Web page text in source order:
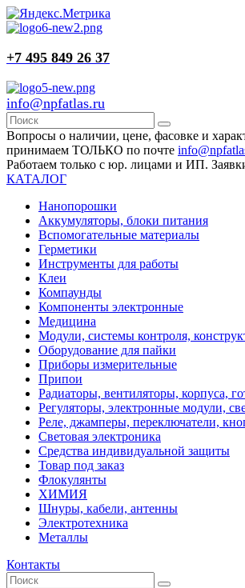
+7 495 849 26 37
info@npfatlas.ru
Вопросы о наличии, цене, фасовке и
принимаем ТОЛЬКО по почте
Работаем только с юр. лицами и ИП.
КАТАЛОГ
Нанопорошки
Аккумуляторы, блоки питания
Вспомогательные материалы
Герметики
Инструменты для работы
Клеи
Компаунды
Компоненты электронные
Медицина
Модули, системы контроля,
Оборудование для пайки
Приборы измерительные
Припои
Радиаторы, вентиляторы, корпуса,
Регуляторы, электронные модули,
Реле, джамперы, переключатели,
Световая электроника
Средства индивидуальной защиты
Товар под заказ
Флокулянты
ХИМИЯ
Шнуры, кабели, антенны
Электротехника
Металлы
Контакты